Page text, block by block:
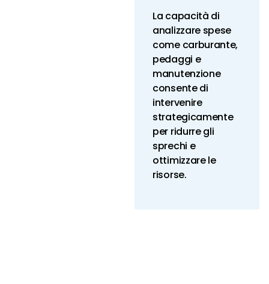
La capacità di
analizzare spese
come carburante,
pedaggi e
manutenzione
consente di
intervenire
strategicamente
per ridurre gli
sprechi e
ottimizzare le
risorse.